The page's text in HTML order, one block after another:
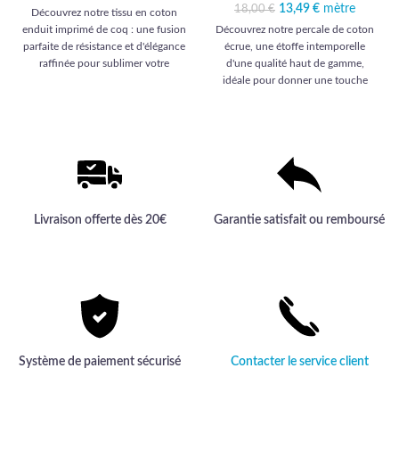
16,90 €.actuel est :
14,99 €.
Découvrez notre tissu en coton
enduit imprimé de coq : une fusion
parfaite de résistance et d'élégance
raffinée pour sublimer votre
18,00€ Le prix initial était :
18,00 €.
13,49 €
Le prix
actuel est :
13,49 €.
mètre
Découvrez notre percale de coton
écrue, une étoffe intemporelle
d'une qualité haut de gamme,
idéale pour donner une touche
Livraison offerte dès 20€ Garantie satisfait ou remboursé
Système de paiement sécurisé Contacter le service client